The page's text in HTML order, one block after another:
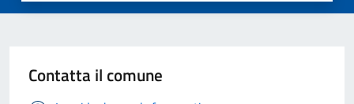
Contatta il comune